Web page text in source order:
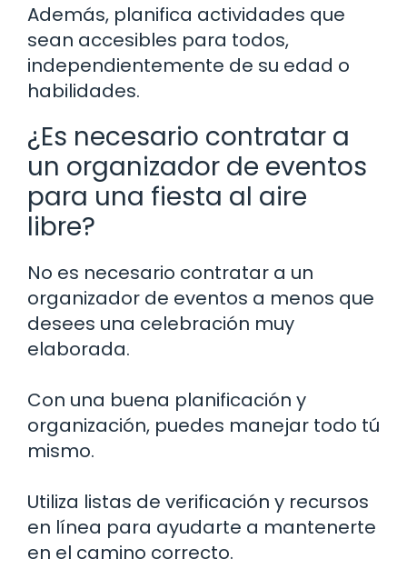
Además, planifica actividades que
sean accesibles para todos,
independientemente de su edad o
habilidades.
¿Es necesario contratar a
un organizador de eventos
para una fiesta al aire
libre?
No es necesario contratar a un
organizador de eventos a menos que
desees una celebración muy
elaborada.
Con una buena planificación y
organización, puedes manejar todo tú
mismo.
Utiliza listas de verificación y recursos
en línea para ayudarte a mantenerte
en el camino correcto.